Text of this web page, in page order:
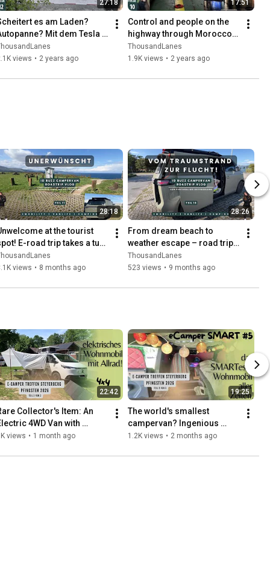
27:18
es am Laden?
Mit dem Tesla
Marokko. Autark
durch Afrika. Teil 12
views • 2 years ago
17:51
Control and people on the
highway through Morocco!
Tesla Road Trip Africa. Part
10
ThousandLanes
1.9K views • 2 years ago
28:18
at the tourist
E-road trip takes a turn
the worse: Hostility in the
views • 8 months ago
28:26
From dream beach to
weather escape – road trip
with the e-camper through
Portugal & Spain.
ThousandLanes
523 views • 9 months ago
22:42
Collector's Item: An
4WD Van with
Registration! (Part 3
views • 1 month ago
19:25
The world's smallest
campervan? Ingenious
eCamper setup in a Smart
1.2K views • 2 months ago